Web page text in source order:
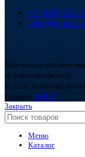
+7 (918) 252-
Материалы на сайте
публичной офертой.
© 2026 Теплоплас
Создано BOND
Закрыть
Меню
Каталог